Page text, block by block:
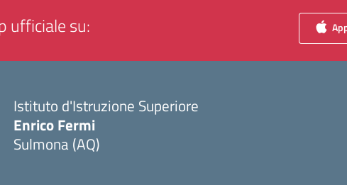
ufficiale su:
Istituto d'Istruzione Superiore
Enrico Fermi
Sulmona (AQ)